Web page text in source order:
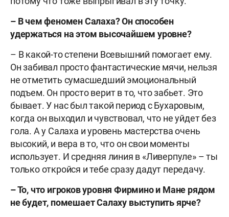
– В чем феномен Салаха? Он способен
удержаться на этом высочайшем уровне?
– В какой-то степени Всевышний помогает ему.
Он забивал просто фантастические мячи, нельзя
не отметить сумасшедший эмоциональный
подъем. Он просто верит в то, что забьет. Это
бывает. У нас был такой период с Бухаровым,
когда он выходил и чувствовал, что не уйдет без
гола. А у Салаха и уровень мастерства очень
высокий, и вера в то, что он свои моменты
использует. И средняя линия в «Ливерпуле» – ты
только откройся и тебе сразу дадут передачу.
– То, что игроков уровня Фирмино и Мане рядом
не будет, помешает Салаху выступить ярче?